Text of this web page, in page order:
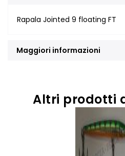
Rapala Jointed 9 floating FT
Maggiori informazioni
Altri prodotti